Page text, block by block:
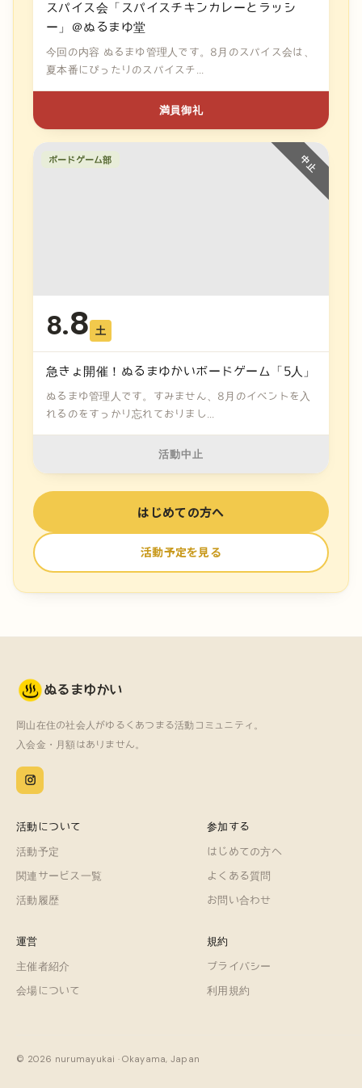
スパイス会「スパイスチキンカレーとラッシ
ー」＠ぬるまゆ堂
今回の内容 ぬるまゆ管理人です。8月のスパイス会は、
夏本番にぴったりのスパイスチ...
満員御礼
ボードゲーム部
8.8 土
急きょ開催！ぬるまゆかいボードゲーム「5人」
ぬるまゆ管理人です。すみません、8月のイベントを入
れるのをすっかり忘れておりまし...
活動中止
はじめての方へ
活動予定を見る
ぬるまゆかい
岡山在住の社会人がゆるくあつまる活動コミュニティ。
入会金・月額はありません。
活動について
活動予定
関連サービス一覧
活動履歴
参加する
はじめての方へ
よくある質問
お問い合わせ
運営
主催者紹介
会場について
規約
プライバシー
利用規約
© 2026 nurumayukai · Okayama, Japan